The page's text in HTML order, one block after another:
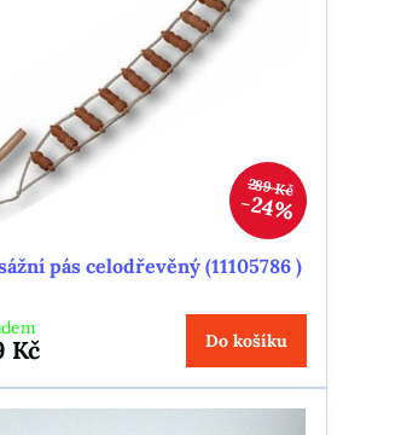
289 Kč
24%
pás celodřevěný (11105786 )
Kč Do košíku